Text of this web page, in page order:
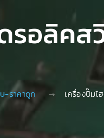
รอลิค
-ราคาถูก เครื่องปั๊มไ